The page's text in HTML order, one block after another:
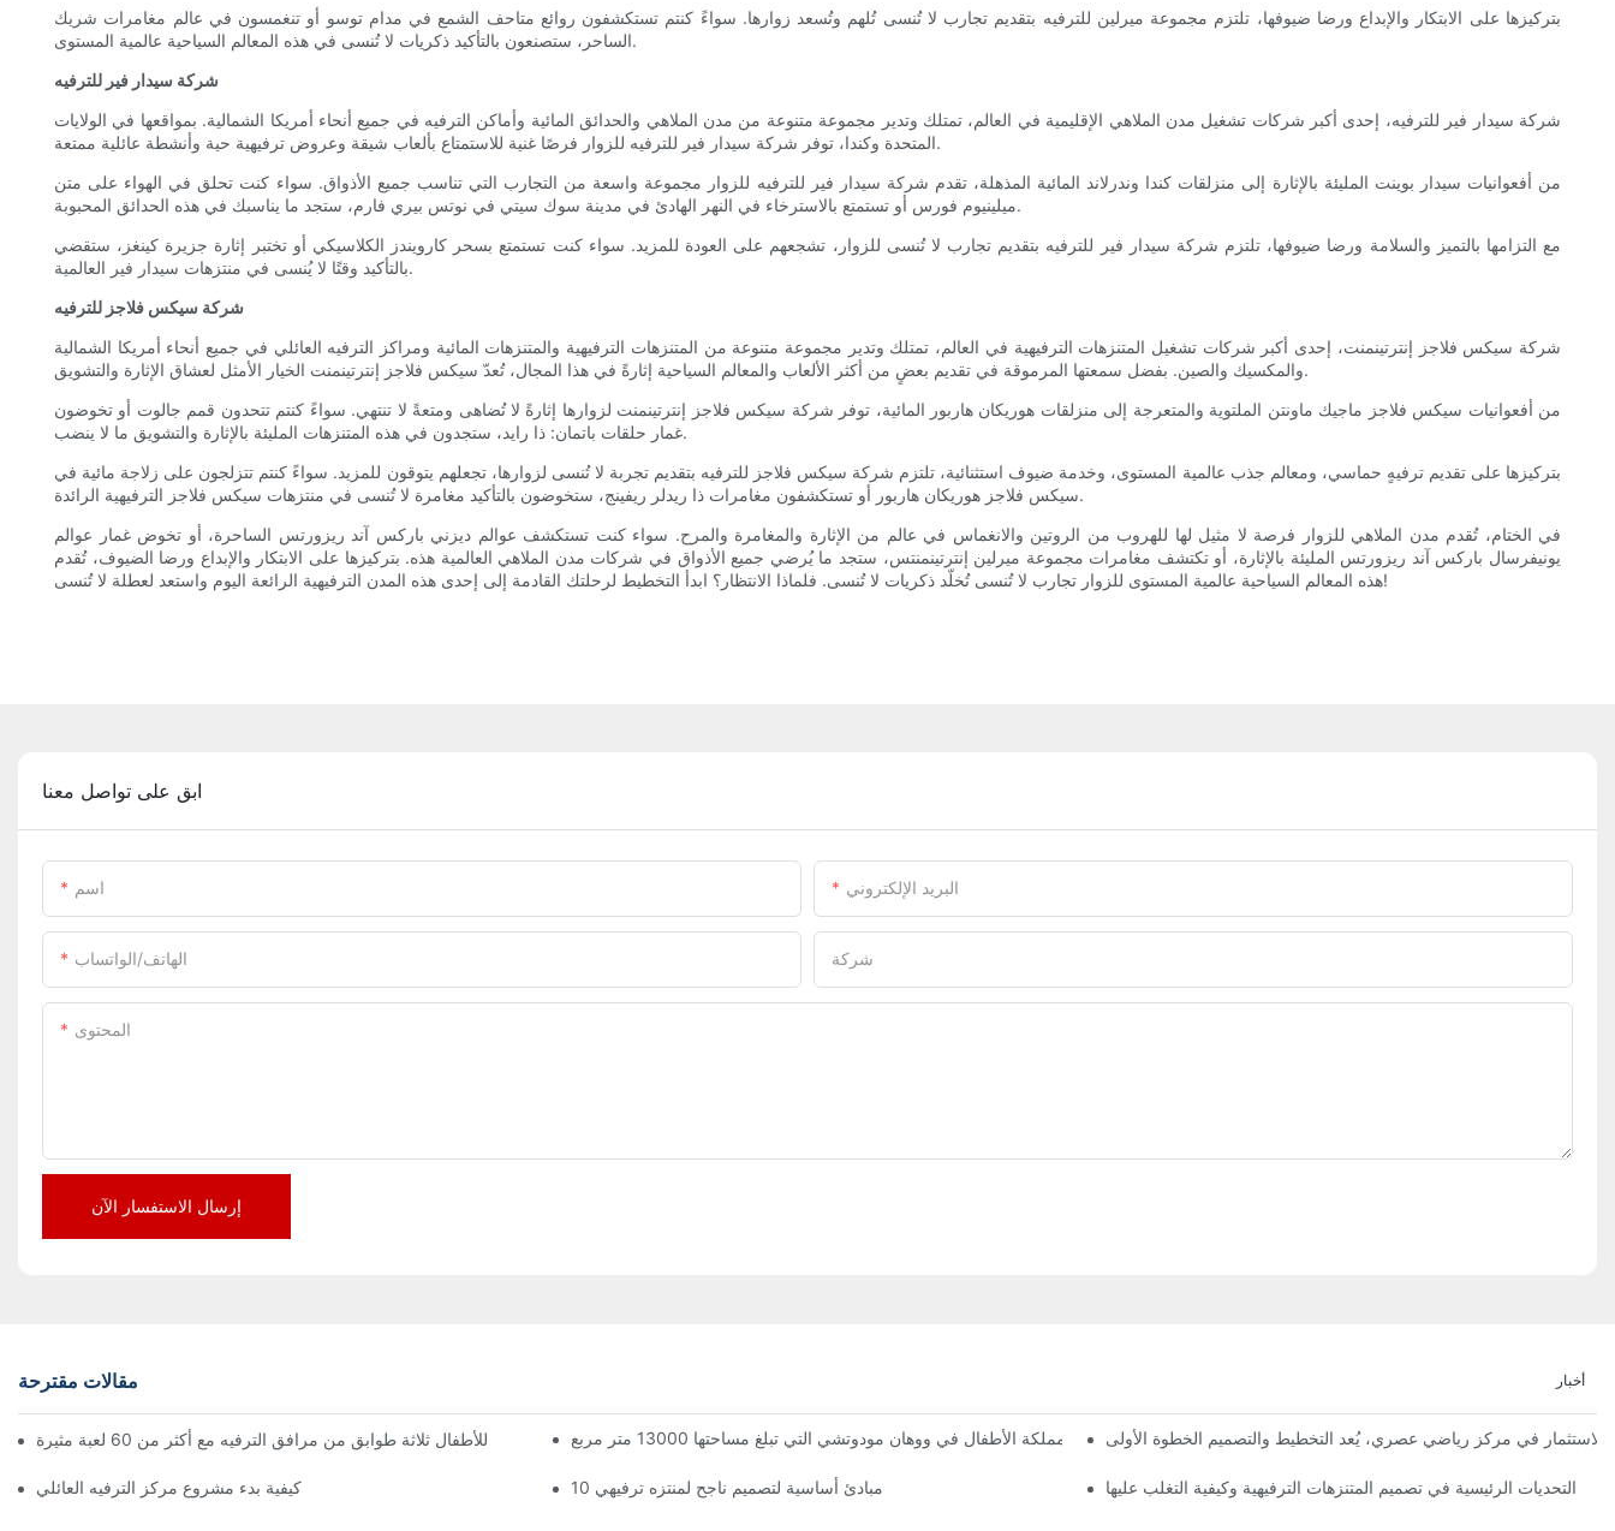
بتركيزها على الابتكار والإبداع ورضا ضيوفها، تلتزم مجموعة ميرلين للترفيه بتقديم تجارب لا تُنسى تُلهم وتُسعد زوارها. سواءً كنتم تستكشفون روائع متاحف الشمع في مدام توسو أو تنغمسون في عالم مغامرات شريك
الساحر، ستصنعون بالتأكيد ذكريات لا تُنسى في هذه المعالم السياحية عالمية المستوى.
شركة سيدار فير للترفيه
شركة سيدار فير للترفيه، إحدى أكبر شركات تشغيل مدن الملاهي الإقليمية في العالم، تمتلك وتدير مجموعة متنوعة من مدن الملاهي والحدائق المائية وأماكن الترفيه في جميع أنحاء أمريكا الشمالية. بمواقعها في الولايات
المتحدة وكندا، توفر شركة سيدار فير للترفيه للزوار فرصًا غنية للاستمتاع بألعاب شيقة وعروض ترفيهية حية وأنشطة عائلية ممتعة.
من أفعوانيات سيدار بوينت المليئة بالإثارة إلى منزلقات كندا وندرلاند المائية المذهلة، تقدم شركة سيدار فير للترفيه للزوار مجموعة واسعة من التجارب التي تناسب جميع الأذواق. سواء كنت تحلق في الهواء على متن
ميلينيوم فورس أو تستمتع بالاسترخاء في النهر الهادئ في مدينة سوك سيتي في نوتس بيري فارم، ستجد ما يناسبك في هذه الحدائق المحبوبة.
مع التزامها بالتميز والسلامة ورضا ضيوفها، تلتزم شركة سيدار فير للترفيه بتقديم تجارب لا تُنسى للزوار، تشجعهم على العودة للمزيد. سواء كنت تستمتع بسحر كارويندز الكلاسيكي أو تختبر إثارة جزيرة كينغز، ستقضي
بالتأكيد وقتًا لا يُنسى في منتزهات سيدار فير العالمية.
شركة سيكس فلاجز للترفيه
شركة سيكس فلاجز إنترتينمنت، إحدى أكبر شركات تشغيل المتنزهات الترفيهية في العالم، تمتلك وتدير مجموعة متنوعة من المتنزهات الترفيهية والمتنزهات المائية ومراكز الترفيه العائلي في جميع أنحاء أمريكا الشمالية
والمكسيك والصين. بفضل سمعتها المرموقة في تقديم بعضٍ من أكثر الألعاب والمعالم السياحية إثارةً في هذا المجال، تُعدّ سيكس فلاجز إنترتينمنت الخيار الأمثل لعشاق الإثارة والتشويق.
من أفعوانيات سيكس فلاجز ماجيك ماونتن الملتوية والمتعرجة إلى منزلقات هوريكان هاربور المائية، توفر شركة سيكس فلاجز إنترتينمنت لزوارها إثارةً لا تُضاهى ومتعةً لا تنتهي. سواءً كنتم تتحدون قمم جالوت أو تخوضون
غمار حلقات باتمان: ذا رايد، ستجدون في هذه المتنزهات المليئة بالإثارة والتشويق ما لا ينضب.
بتركيزها على تقديم ترفيهٍ حماسي، ومعالم جذب عالمية المستوى، وخدمة ضيوف استثنائية، تلتزم شركة سيكس فلاجز للترفيه بتقديم تجربة لا تُنسى لزوارها، تجعلهم يتوقون للمزيد. سواءً كنتم تتزلجون على زلاجة مائية في
سيكس فلاجز هوريكان هاربور أو تستكشفون مغامرات ذا ريدلر ريفينج، ستخوضون بالتأكيد مغامرة لا تُنسى في منتزهات سيكس فلاجز الترفيهية الرائدة.
في الختام، تُقدم مدن الملاهي للزوار فرصة لا مثيل لها للهروب من الروتين والانغماس في عالم من الإثارة والمغامرة والمرح. سواء كنت تستكشف عوالم ديزني باركس آند ريزورتس الساحرة، أو تخوض غمار عوالم
يونيفرسال باركس آند ريزورتس المليئة بالإثارة، أو تكتشف مغامرات مجموعة ميرلين إنترتينمنتس، ستجد ما يُرضي جميع الأذواق في شركات مدن الملاهي العالمية هذه. بتركيزها على الابتكار والإبداع ورضا الضيوف، تُقدم
هذه المعالم السياحية عالمية المستوى للزوار تجارب لا تُنسى تُخلّد ذكريات لا تُنسى. فلماذا الانتظار؟ ابدأ التخطيط لرحلتك القادمة إلى إحدى هذه المدن الترفيهية الرائعة اليوم واستعد لعطلة لا تُنسى!
ابق على تواصل معنا
اسم البريد الإلكتروني
الهاتف/الواتساب شركة
المحتوى
إرسال الاستفسار الآن
مقالات مقترحة أخبار
لقد وصلت المملكة العملاقة السحرية! تضم مملكة ووهان مودوتشي للأطفال ثلاثة طوابق من مرافق الترفيه مع أكثر من 60 لعبة مثيرة.
إعلان رسمي | نظرة أولى على تصميم ومراحل بناء مملكة الأطفال في ووهان مودوتشي التي تبلغ مساحتها 13000 متر مربع
كيفية بدء مشروع مركز الترفيه العائلي 10 مبادئ أساسية لتصميم ناجح لمنتزه ترفيهي التحديات الرئيسية في تصميم المتنزهات الترفيهية وكيفية التغلب عليها